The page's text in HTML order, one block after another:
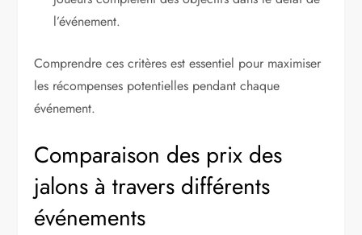
l’événement.
Comprendre ces critères est essentiel pour maximiser
les récompenses potentielles pendant chaque
événement.
Comparaison des prix des
jalons à travers différents
événements